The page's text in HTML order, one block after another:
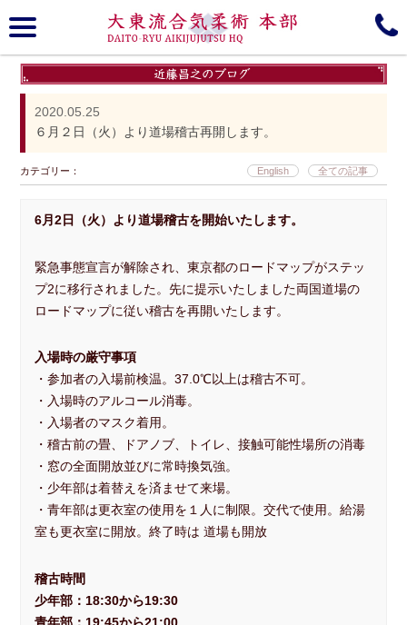
趣意
近藤昌之 Blog/Information 門下生ブログ
YouTube 見学無料体験会
Facebook
明鏡止水
正伝・大東流合気柔術大全 Video Gallery
▼ 本部道場
見学随時受付中
大東流合気柔術, 本部, Daito-ryu, Aiki-jujutsu
2020.05.25
６月２日（火）より道場稽古再開します。
カテゴリー： English 全ての記事
6月2日（火）より道場稽古を開始いたします。
緊急事態宣言が解除され、東京都のロードマップがステッ
プ2に移行されました。先に提示いたしました両国道場の
ロードマップに従い稽古を再開いたします。
入場時の厳守事項
・参加者の入場前検温。37.0℃以上は稽古不可。
・入場時のアルコール消毒。
・入場者のマスク着用。
・稽古前の畳、ドアノブ、トイレ、接触可能性場所の消毒
・窓の全面開放並びに常時換気強。
・少年部は着替えを済ませて来場。
・青年部は更衣室の使用を１人に制限。交代で使用。給湯
室も更衣室に開放。終了時は 道場も開放
稽古時間
少年部：18:30から19:30
青年部：19:45から21:00